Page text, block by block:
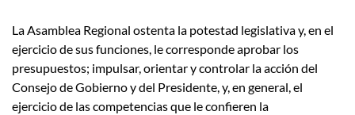
La Asamblea Regional ostenta la potestad legislativa y, en el
ejercicio de sus funciones, le corresponde aprobar los
presupuestos; impulsar, orientar y controlar la acción del
Consejo de Gobierno y del Presidente, y, en general, el
ejercicio de las competencias que le confieren la